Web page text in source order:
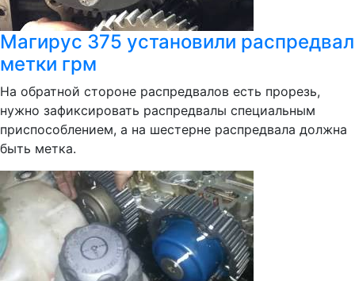
Магирус 375 установили распредвал
метки грм
На обратной стороне распредвалов есть прорезь,
нужно зафиксировать распредвалы специальным
приспособлением, а на шестерне распредвала должна
быть метка.